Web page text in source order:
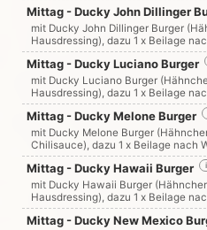
Mittag - Ducky John Dillinger
mit Ducky John Dillinger Burger
Hausdressing), dazu 1 x Beilage
Mittag - Ducky Luciano Burger
mit Ducky Luciano Burger
Hausdressing), dazu 1 x Beilage
Mittag - Ducky Melone Burger
mit Ducky Melone Burger
Chilisauce), dazu 1 x Beilage nach
Mittag - Ducky Hawaii Burger i
mit Ducky Hawaii Burger
Hausdressing), dazu 1 x Beilage
Mittag - Ducky New Mexico